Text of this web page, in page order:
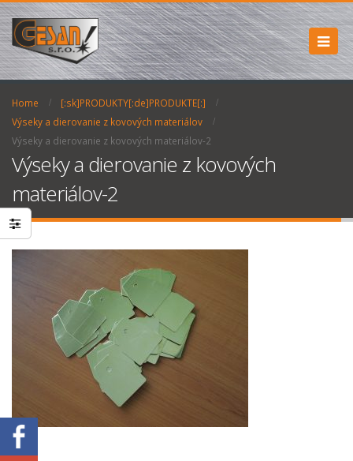
Home
[:sk]PRODUKTY[:de]PRODUKTE[:]
Výseky a dierovanie z kovových materiálov
Výseky a dierovanie z kovových materiálov-2
Výseky a dierovanie z kovových
materiálov-2